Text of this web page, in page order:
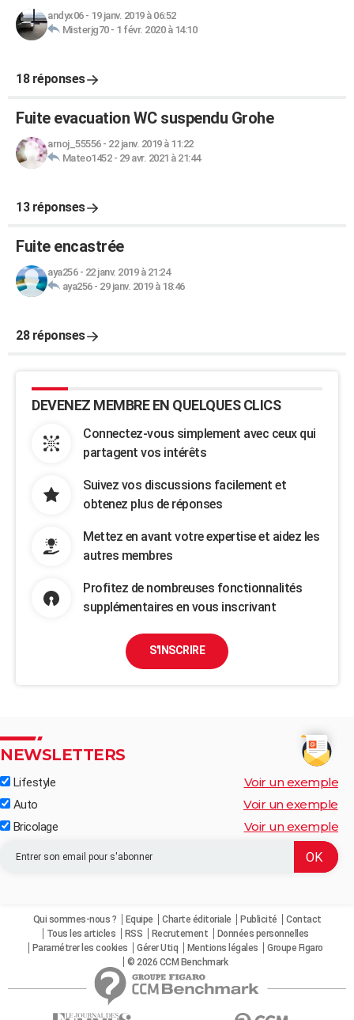
andyx06- 19 janv. 2019 à 06:52
Misterjg70- 1 févr. 2020 à 14:10
18 réponses
Fuite evacuation WC suspendu Grohe
arnoj_55556- 22 janv. 2019 à 11:22
Mateo1452- 29 avr. 2021 à 21:44
13 réponses
Fuite encastrée
aya256- 22 janv. 2019 à 21:24
aya256- 29 janv. 2019 à 18:46
28 réponses
DEVENEZ MEMBRE EN QUELQUES CLICS
Connectez-vous simplement avec ceux qui
partagent vos intérêts
Suivez vos discussions facilement et
obtenez plus de réponses
Mettez en avant votre expertise et aidez les
autres membres
Profitez de nombreuses fonctionnalités
supplémentaires en vous inscrivant
S'INSCRIRE
NEWSLETTERS
Lifestyle Voir un exemple
Auto Voir un exemple
Bricolage Voir un exemple
Qui sommes-nous ? Equipe Charte éditoriale Publicité
Contact
Tous les articles
RSS Recrutement
Données personnelles
Paramétrer les cookies
Gérer Utiq Mentions légales
Groupe Figaro
© 2026 CCM Benchmark